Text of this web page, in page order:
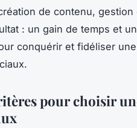
de contenu,
: un gain de temps et
conquérir et fidéliser
pour choisir